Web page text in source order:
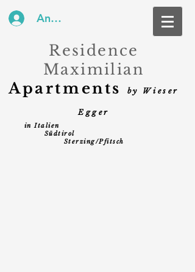
Anmelden
Residence
Maximilian
Apartments
by Wieser
Egger
in Italien
Südtirol
Sterzing/Pfitsch